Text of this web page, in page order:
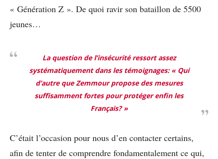
« Génération Z ». De quoi ravir son bataillon de 5500
jeunes…
La question de l’insécurité ressort assez
systématiquement dans les témoignages: « Qui
d’autre que Zemmour propose des mesures
suffisamment fortes pour protéger enfin les
Français?»
C’était l’occasion pour nous d’en contacter certains,
afin de tenter de comprendre fondamentalement ce qui,